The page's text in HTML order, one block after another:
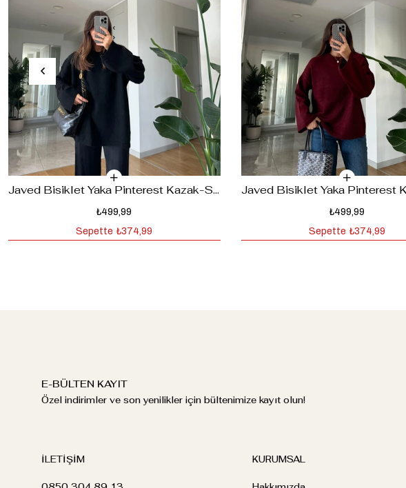
‹
›
Javed Bisiklet Yaka Pinterest Kazak-Siyah
₺499,99
Sepette ₺374,99
‹
›
₺499,99
Sepette ₺374,99
E-BÜLTEN KAYIT
Özel indirimler ve son yenilikler için bültenimize kayıt olun!
İLETİŞİM KURUMSAL